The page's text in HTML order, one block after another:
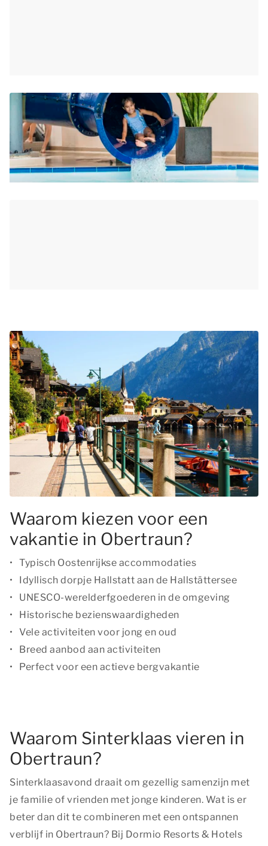
Waarom kiezen voor een
vakantie in Obertraun?
Typisch Oostenrijkse accommodaties
Idyllisch dorpje Hallstatt aan de Hallstättersee
UNESCO-werelderfgoederen in de omgeving
Historische bezienswaardigheden
Vele activiteiten voor jong en oud
Breed aanbod aan activiteiten
Perfect voor een actieve bergvakantie
Waarom Sinterklaas vieren in
Obertraun?
Sinterklaasavond draait om gezellig samenzijn met
je familie of vrienden met jonge kinderen. Wat is er
beter dan dit te combineren met een ontspannen
verblijf in Obertraun? Bij Dormio Resorts & Hotels